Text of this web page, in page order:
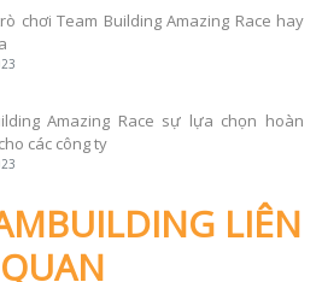
chơi Team Building Amazing Race hay
Amazing Race sự lựa chọn hoàn
các công ty
LIÊN
QUAN